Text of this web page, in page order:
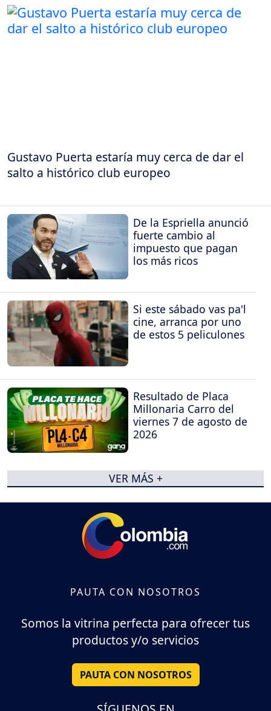
Gustavo Puerta estaría muy cerca de dar el
salto a histórico club europeo
De la Espriella anunció
fuerte cambio al
impuesto que pagan
los más ricos
Si este sábado vas pa'l
cine, arranca por uno
de estos 5 peliculones
Resultado de Placa
Millonaria Carro del
viernes 7 de agosto de
2026
VER MÁS +
PAUTA CON NOSOTROS
Somos la vitrina perfecta para ofrecer tus
productos y/o servicios
PAUTA CON NOSOTROS